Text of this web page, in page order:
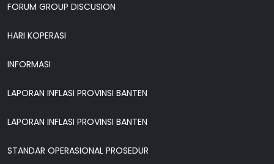
FORUM GROUP DISCUSION
HARI KOPERASI
INFORMASI
LAPORAN INFLASI PROVINSI BANTEN
LAPORAN INFLASI PROVINSI BANTEN
STANDAR OPERASIONAL PROSEDUR